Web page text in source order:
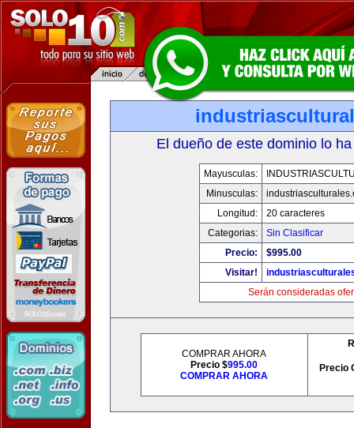
El dueño de este dominio lo
Mayusculas:
Minusculas:
Longitud:
20 caracteres
Categorias:
Sin Clasificar
Precio:
$995.00
Visitar!
Serán consideradas
COMPRAR AHORA
Precio $995.00
COMPRAR AHORA
Precio